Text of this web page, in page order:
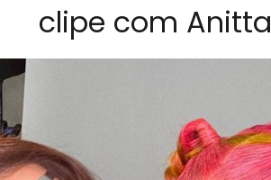
clipe com Anitta